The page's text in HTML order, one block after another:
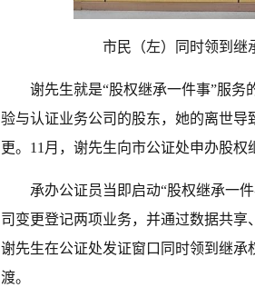
市民（左）同时领到继
谢先生就是“股权继承一件事”服
验与认证业务公司的股东，她的离世
更。11月，谢先生向市公证处申办股权
承办公证员当即启动“股权继承一
司变更登记两项业务，并通过数据共享
谢先生在公证处发证窗口同时领到继
渡。